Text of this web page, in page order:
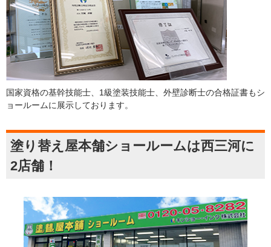
国家資格の基幹技能士、1級塗装技能士、外壁診断士の合格証書もシ
ョールームに展示しております。
塗り替え屋本舗ショールームは西三河に
2店舗！